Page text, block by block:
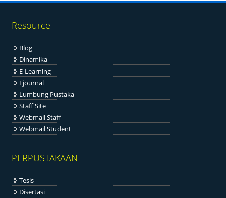
Resource
Blog
Dinamika
E-Learning
Ejournal
Lumbung Pustaka
Staff Site
Webmail Staff
Webmail Student
PERPUSTAKAAN
Tesis
Disertasi